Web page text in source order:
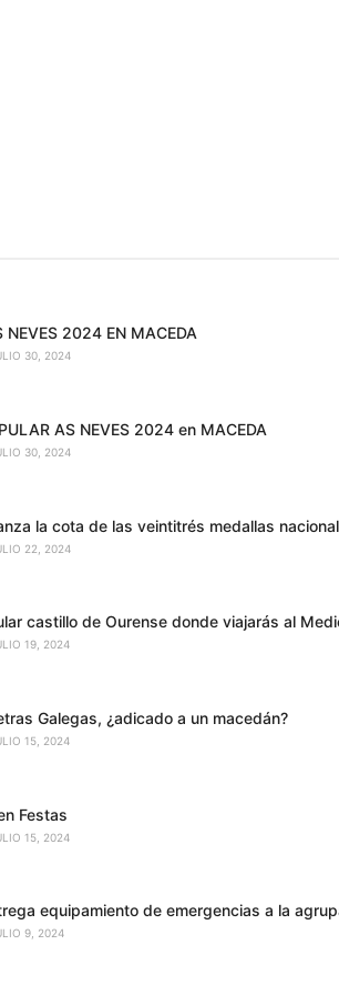
NEVES 2024 EN MACEDA
30, 2024
AS NEVES 2024 en MACEDA
30, 2024
la cota de las veintitrés medallas
22, 2024
castillo de Ourense donde viajarás al
19, 2024
Galegas, ¿adicado a un macedán?
15, 2024
Festas
15, 2024
equipamiento de emergencias a la
9, 2024